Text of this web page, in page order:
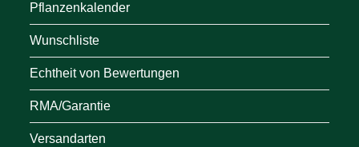
Pflanzenkalender
Wunschliste
Echtheit von Bewertungen
RMA/Garantie
Versandarten